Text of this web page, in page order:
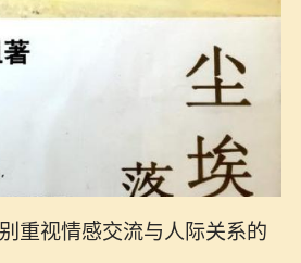
重视情感交流与人际关系的